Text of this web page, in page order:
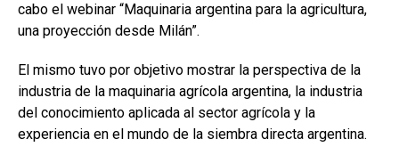
k
p
cabo el webinar “Maquinaria argentina para la agricultura,
una proyección desde Milán”.
El mismo tuvo por objetivo mostrar la perspectiva de la
industria de la maquinaria agrícola argentina, la industria
del conocimiento aplicada al sector agrícola y la
experiencia en el mundo de la siembra directa argentina.